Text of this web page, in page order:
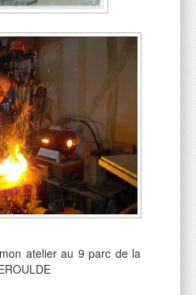
atelier au 9 parc de la